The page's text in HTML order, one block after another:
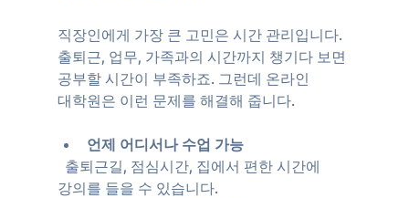
직장인에게 가장 큰 고민은 시간 관리입니다.
출퇴근, 업무, 가족과의 시간까지 챙기다 보면
공부할 시간이 부족하죠. 그런데 온라인
대학원은 이런 문제를 해결해 줍니다.
언제 어디서나 수업 가능
강의를 들을 수 있습니다.